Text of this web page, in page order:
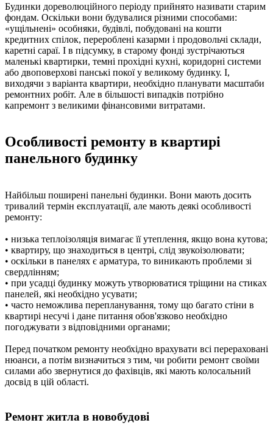
Будинки дореволюційного періоду прийнято називати старим
фондам. Оскільки вони будувалися різними способами:
«ущільнені» особняки, будівлі, побудовані на кошти
кредитних спілок, перероблені казарми і продовольчі склади,
каретні сараї. І в підсумку, в старому фонді зустрічаються
маленькі квартирки, темні прохідні кухні, коридорні системи
або двоповерхові панські покої у великому будинку. І,
виходячи з варіанта квартири, необхідно планувати масштаби
ремонтних робіт. Але в більшості випадків потрібно
капремонт з великими фінансовими витратами.
Особливості ремонту в квартирі
панельного будинку
Найбільш поширені панельні будинки. Вони мають досить
тривалий термін експлуатації, але мають деякі особливості
ремонту:
• низька теплоізоляція вимагає її утеплення, якщо вона кутова;
• квартиру, що знаходиться в центрі, слід звукоізолювати;
• оскільки в панелях є арматура, то виникають проблеми зі
свердлінням;
• при усадці будинку можуть утворюватися тріщини на стиках
панелей, які необхідно усувати;
• часто неможлива перепланування, тому що багато стіни в
квартирі несучі і дане питання обов'язково необхідно
погоджувати з відповідними органами;
Перед початком ремонту необхідно врахувати всі перераховані
нюанси, а потім визначиться з тим, чи робити ремонт своїми
силами або звернутися до фахівців, які мають колосальний
досвід в цій області.
Ремонт житла в новобудові